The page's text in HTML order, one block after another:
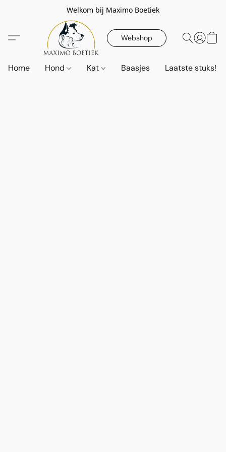
Welkom bij Maximo Boetiek
Webshop
Home Hond Kat Baasjes Laatste stuks!